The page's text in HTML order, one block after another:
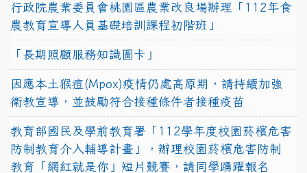
行政院農業委員會桃園區農業改良場辦理「112年食
農教育宣導人員基礎培訓課程初階班」
「長期照顧服務知識圖卡」
因應本土猴痘(Mpox)疫情仍處高原期，請持續加強
衛教宣導，並鼓勵符合接種條件者接種疫苗
教育部國民及學前教育署「112學年度校園菸檳危害
防制教育介入輔導計畫」，辦理校園菸檳危害防制
教育「網紅就是你」短片競賽，請同學踴躍報名